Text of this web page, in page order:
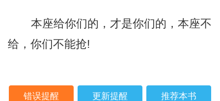
本座给你们的，才是你们的，本座不
给，你们不能抢!
错误提醒 更新提醒 推荐本书